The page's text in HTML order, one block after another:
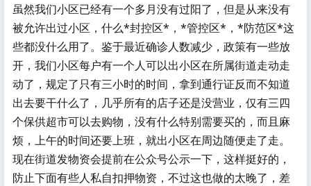
虽然我们小区已经有一个多月没有过阳了，但是从来没有
被允许出过小区，什么*封控区*，*管控区*，*防范区*这
些都没什么用了。鉴于最近确诊人数减少，政策有一些放
开，我们小区每户有一个人可以出小区在所属街道走动走
动了，规定了只有三小时的时间，拿到通行证反而不知道
出去要干什么了，几乎所有的店子还是没营业，仅有三四
个保供超市可以去购物，没有什么特别需要买的，而且麻
烦，上午的时间还要上班，就出小区在周边随便走了走。
现在街道发物资会提前在公众号公示一下，这样挺好的，
防止下面有些人私自扣押物资，不过这也做的太晚了，差